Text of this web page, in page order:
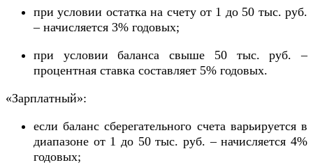
при условии остатка на счету от 1 до 50 тыс. руб.
– начисляется 3% годовых;
при условии баланса свыше 50 тыс. руб. –
процентная ставка составляет 5% годовых.
«Зарплатный»:
если баланс сберегательного счета варьируется в
диапазоне от 1 до 50 тыс. руб. – начисляется 4%
годовых;